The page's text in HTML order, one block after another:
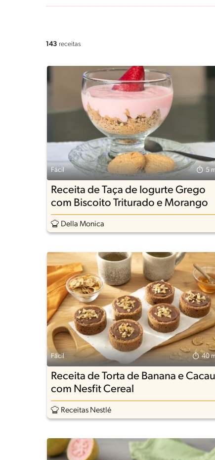
143 receitas
Fácil 5
Receita de Taça de Iogurte Grego
com Biscoito Triturado e Morango
Della Monica
Fácil 40
Receita de Torta de Banana e Cacau
com Nesfit Cereal
Receitas Nestlé